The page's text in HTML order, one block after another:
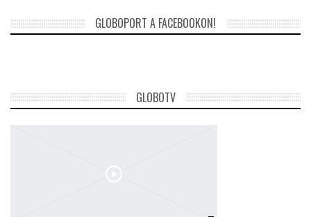
GLOBOPORT A FACEBOOKON!
GLOBOTV